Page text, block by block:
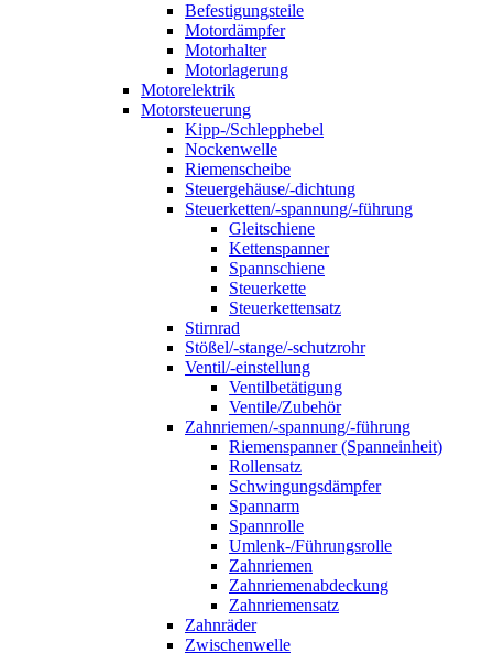
Befestigungsteile
Motordämpfer
Motorhalter
Motorlagerung
Motorelektrik
Motorsteuerung
Kipp-/Schlepphebel
Nockenwelle
Riemenscheibe
Steuergehäuse/-dichtung
Steuerketten/-spannung/-führung
Gleitschiene
Kettenspanner
Spannschiene
Steuerkette
Steuerkettensatz
Stirnrad
Stößel/-stange/-schutzrohr
Ventil/-einstellung
Ventilbetätigung
Ventile/Zubehör
Zahnriemen/-spannung/-führung
Riemenspanner (Spanneinheit)
Rollensatz
Schwingungsdämpfer
Spannarm
Spannrolle
Umlenk-/Führungsrolle
Zahnriemen
Zahnriemenabdeckung
Zahnriemensatz
Zahnräder
Zwischenwelle